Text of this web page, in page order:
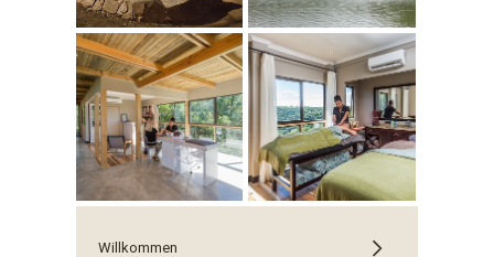
Willkommen